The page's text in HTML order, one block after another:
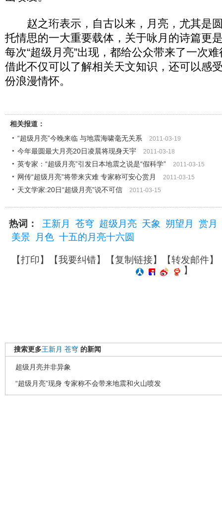
赵之珩表示，自古以来，月亮，尤其是
托情思的一大重要载体，关于咏月的诗篇更
每次“超级月亮”出现，都给公众带来了一次
借此不仅可以了解相关天文知识，还可以感
份浪漫情怀。
相关报道：
“超级月亮”今晚来临 与地震海啸毫无关系
2011-03-19
今年最圆最大月亮20日凌晨将现身天宇 2011-03-18
英专家：“超级月亮”引发日本地震之说是“假科学” 2011-03-15
网传“超级月亮”将带来灾难 专家称可安心赏月 2011-03-15
天文学家:20日“超级月亮”说不可信 2011-03-15
热词： 王新月 苍穹 超级月亮 天象 朔望月
赏月
美景
月色 十五的月亮十六圆
【打印】【我要纠错】【复制链接】【转发邮件】
】
搜索更多王新月 苍穹 的新闻
超级月亮并非异象
“超级月亮”现身 专家称不会带来地震和火山喷发